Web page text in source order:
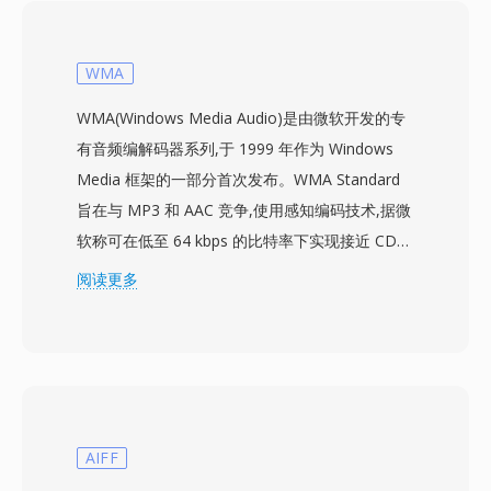
WMA
WMA(Windows Media Audio)是由微软开发的专
有音频编解码器系列,于 1999 年作为 Windows
Media 框架的一部分首次发布。WMA Standard
旨在与 MP3 和 AAC 竞争,使用感知编码技术,据微
软称可在低至 64 kbps 的比特率下实现接近 CD
的音质 — 大约是 MP3 达到相当效果通常所需数
系统的深度集成使 WMA 在 2000 年代拥有强大的
阅读更多
AIFF